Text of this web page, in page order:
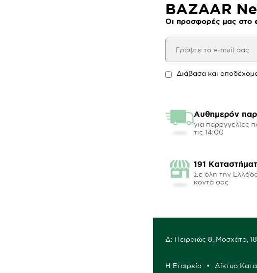
BAZAAR
Οι προσφορές μας στο
Διάβασα και
Αυθημερόν
για παραγγελίες
τις 14:00
191
Σε όλη την
κοντά σας
Δ: Πειραιώς 8, Μοσχάτο,
Η Εταιρεία Δίκτυο